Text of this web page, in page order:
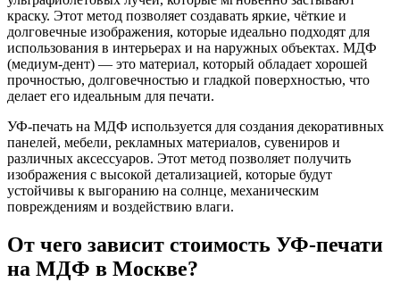
краску. Этот метод позволяет создавать яркие, чёткие и
долговечные изображения, которые идеально подходят для
использования в интерьерах и на наружных объектах. МДФ
(медиум-дент) — это материал, который обладает хорошей
прочностью, долговечностью и гладкой поверхностью, что
делает его идеальным для печати.
УФ-печать на МДФ используется для создания декоративных
панелей, мебели, рекламных материалов, сувениров и
различных аксессуаров. Этот метод позволяет получить
изображения с высокой детализацией, которые будут
устойчивы к выгоранию на солнце, механическим
повреждениям и воздействию влаги.
От чего зависит стоимость УФ-печати
на МДФ в Москве?